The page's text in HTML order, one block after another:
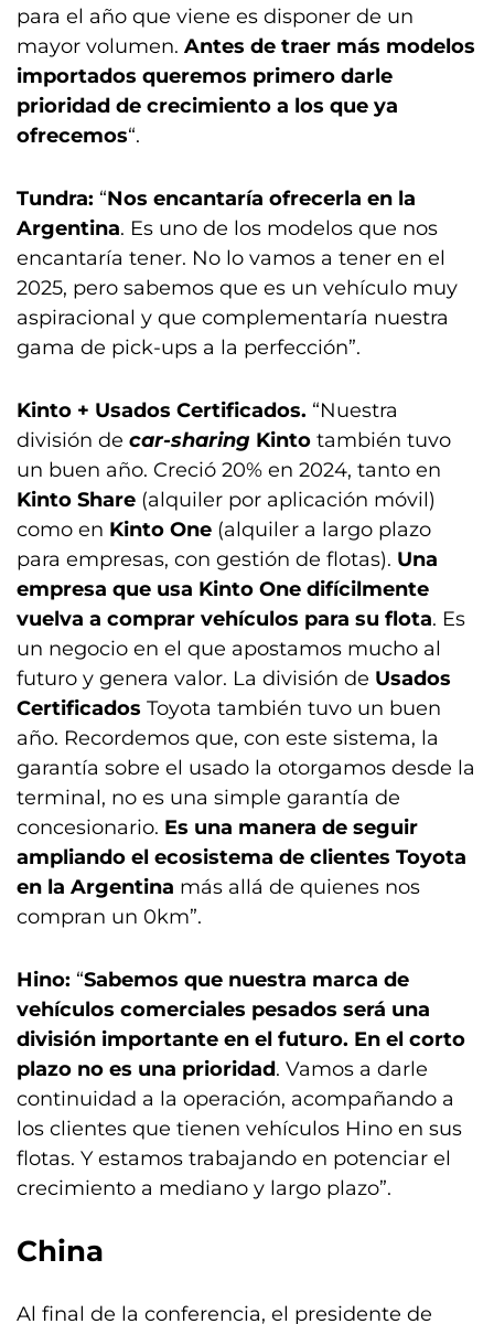
para el año que viene es disponer de un
mayor volumen. Antes de traer más modelos
importados queremos primero darle
prioridad de crecimiento a los que ya
ofrecemos“.
Tundra: “Nos encantaría ofrecerla en la
Argentina. Es uno de los modelos que nos
encantaría tener. No lo vamos a tener en el
2025, pero sabemos que es un vehículo muy
aspiracional y que complementaría nuestra
gama de pick-ups a la perfección”.
Kinto + Usados Certificados. “Nuestra
división de car-sharing Kinto también tuvo
un buen año. Creció 20% en 2024, tanto en
Kinto Share (alquiler por aplicación móvil)
como en Kinto One (alquiler a largo plazo
para empresas, con gestión de flotas). Una
empresa que usa Kinto One difícilmente
vuelva a comprar vehículos para su flota. Es
un negocio en el que apostamos mucho al
futuro y genera valor. La división de Usados
Certificados Toyota también tuvo un buen
año. Recordemos que, con este sistema, la
garantía sobre el usado la otorgamos desde la
terminal, no es una simple garantía de
concesionario. Es una manera de seguir
ampliando el ecosistema de clientes Toyota
en la Argentina más allá de quienes nos
compran un 0km”.
Hino: “Sabemos que nuestra marca de
vehículos comerciales pesados será una
división importante en el futuro. En el corto
plazo no es una prioridad. Vamos a darle
continuidad a la operación, acompañando a
los clientes que tienen vehículos Hino en sus
flotas. Y estamos trabajando en potenciar el
crecimiento a mediano y largo plazo”.
China
Al final de la conferencia, el presidente de